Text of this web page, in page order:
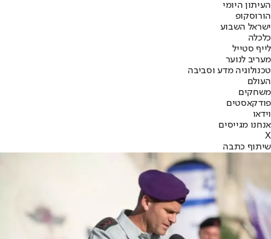
העיתון היומי
הורוסקופ
ישראל השבוע
כלכלה
לייף סטייל
מעריב לנוער
טכנולוגיה מדע וסביבה
העולם
משחקים
פודקאסטים
וידאו
אנחנו מגייסים
X
שיתוף כתבה